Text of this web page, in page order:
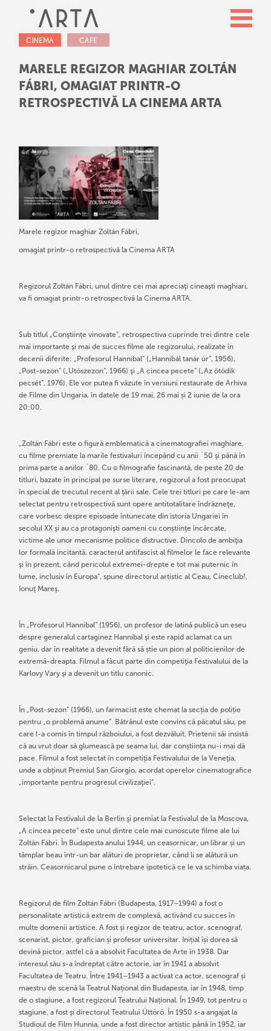
CINEMA CAFE
MARELE REGIZOR MAGHIAR ZOLTÁN
FÁBRI, OMAGIAT PRINTR-O
RETROSPECTIVĂ LA CINEMA ARTA
Marele regizor maghiar Zoltán Fábri,
omagiat printr-o retrospectivă la Cinema ARTA
Regizorul Zoltán Fábri, unul dintre cei mai apreciaţi cineaşti maghiari,
va fi omagiat printr-o retrospectivă la Cinema ARTA.
Sub titlul „Conştiinţe vinovate”, retrospectiva cuprinde trei dintre cele
mai importante şi mai de succes filme ale regizorului, realizate în
decenii diferite: „Profesorul Hannibal” („Hannibál tanár úr”, 1956),
„Post-sezon” („Utószezon”, 1966) şi „A cincea pecete” („Az ötödik
pecsét”, 1976). Ele vor putea fi văzute în versiuni restaurate de Arhiva
de Filme din Ungaria, în datele de 19 mai, 26 mai și 2 iunie de la ora
20:00.
„Zoltán Fábri este o figură emblematică a cinematografiei maghiare,
cu filme premiate la marile festivaluri începând cu anii `50 şi până în
prima parte a anilor `80. Cu o filmografie fascinantă, de peste 20 de
titluri, bazate în principal pe surse literare, regizorul a fost preocupat
în special de trecutul recent al ţării sale. Cele trei titluri pe care le-am
selectat pentru retrospectivă sunt opere antitotalitare îndrăzneţe,
care vorbesc despre episoade întunecate din istoria Ungariei în
secolul XX şi au ca protagonişti oameni cu conştiinţe încărcate,
victime ale unor mecanisme politice distructive. Dincolo de ambiţia
lor formală incitantă, caracterul antifascist al filmelor le face relevante
şi în prezent, când pericolul extremei-drepte e tot mai puternic în
lume, inclusiv în Europa”, spune directorul artistic al Ceau, Cineclub!,
Ionuţ Mareş.
În „Profesorul Hannibal” (1956), un profesor de latină publică un eseu
despre generalul cartaginez Hannibal şi este rapid aclamat ca un
geniu, dar în realitate a devenit fără să știe un pion al politicienilor de
extremă-dreapta. Filmul a făcut parte din competiţia Festivalului de la
Karlovy Vary şi a devenit un titlu canonic.
În „Post-sezon” (1966), un farmacist este chemat la secția de poliție
pentru „o problemă anume”. Bătrânul este convins că păcatul său, pe
care l-a comis în timpul războiului, a fost dezvăluit. Prietenii săi insistă
că au vrut doar să glumească pe seama lui, dar conștiința nu-i mai dă
pace. Filmul a fost selectat în competiţia Festivalului de la Veneţia,
unde a obţinut Premiul San Giorgio, acordat operelor cinematografice
„importante pentru progresul civilizaţiei”.
Selectat la Festivalul de la Berlin şi premiat la Festivalul de la Moscova,
„A cincea pecete” este unul dintre cele mai cunoscute filme ale lui
Zoltán Fábri. În Budapesta anului 1944, un ceasornicar, un librar și un
tâmplar beau într-un bar alături de proprietar, când li se alătură un
străin. Ceasornicarul pune o întrebare ipotetică ce le va schimba viața.
Regizorul de film Zoltán Fábri (Budapesta, 1917–1994) a fost o
personalitate artistică extrem de complexă, activând cu succes în
multe domenii artistice. A fost și regizor de teatru, actor, scenograf,
scenarist, pictor, grafician și profesor universitar. Inițial își dorea să
devină pictor, astfel că a absolvit Facultatea de Arte în 1938. Dar
interesul său s-a îndreptat către actorie, iar în 1941 a absolvit
Facultatea de Teatru. Între 1941–1943 a activat ca actor, scenograf și
maestru de scenă la Teatrul Național din Budapesta, iar în 1948, timp
de o stagiune, a fost regizorul Teatrului Național. În 1949, tot pentru o
stagiune, a fost şi directorul Teatrului Úttörő. În 1950 s-a angajat la
Studioul de Film Hunnia, unde a fost director artistic până în 1952, iar